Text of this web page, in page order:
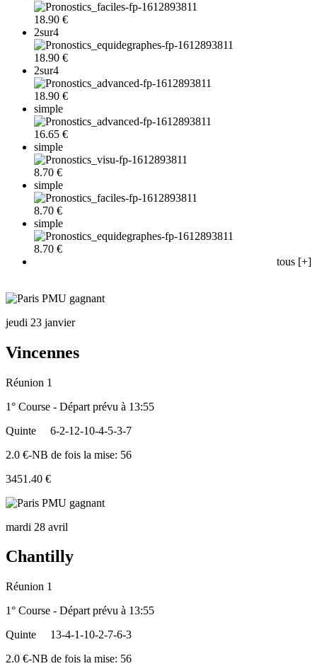
18.90 €
2sur4
18.90 €
2sur4
18.90 €
simple
16.65 €
simple
8.70 €
simple
8.70 €
simple
8.70 €
tous [+]
jeudi 23 janvier
Vincennes
Réunion 1
1° Course - Départ prévu à 13:55
Quinte
6-2-12-10-4-5-3-7
2.0 €-NB de fois la mise: 56
3451.40 €
mardi 28 avril
Chantilly
Réunion 1
1° Course - Départ prévu à 13:55
Quinte
13-4-1-10-2-7-6-3
2.0 €-NB de fois la mise: 56